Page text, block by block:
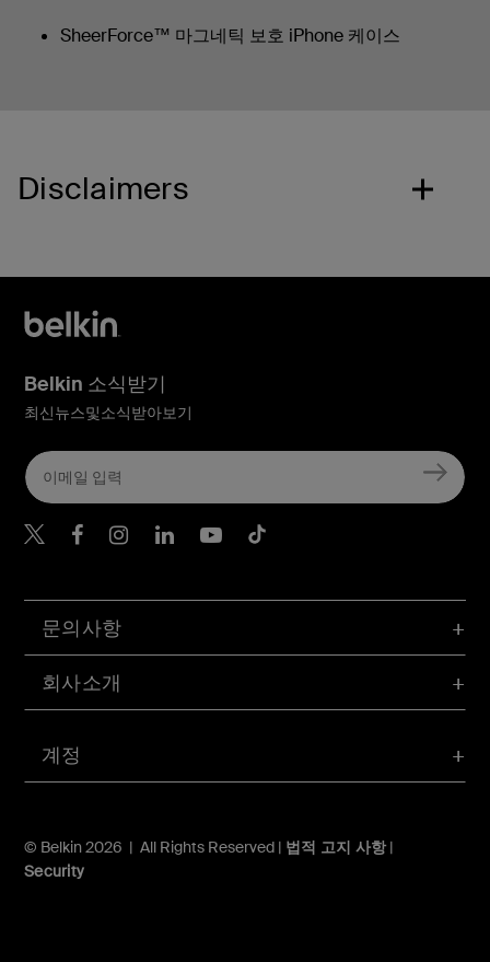
SheerForce™ 마그네틱 보호 iPhone 케이스
Disclaimers
계정
문의사항
회사소개
© Belkin 2026 | All Rights Reserved | 법적 고지 사항|
Security
Belkin 소식받기
최신뉴스및소식받아보기
Belkin Twitter